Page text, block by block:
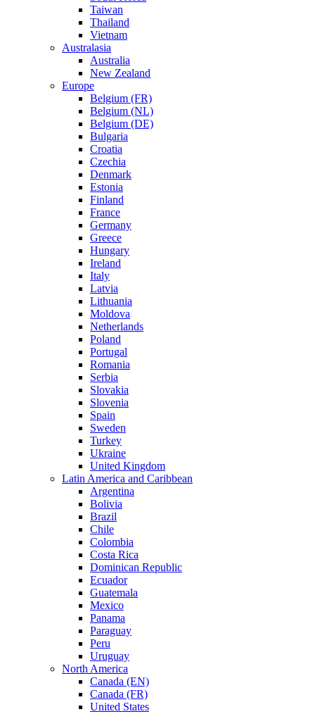
Taiwan
Thailand
Vietnam
Australasia
Australia
New Zealand
Europe
Belgium (FR)
Belgium (NL)
Belgium (DE)
Bulgaria
Croatia
Czechia
Denmark
Estonia
Finland
France
Germany
Greece
Hungary
Ireland
Italy
Latvia
Lithuania
Moldova
Netherlands
Poland
Portugal
Romania
Serbia
Slovakia
Slovenia
Spain
Sweden
Turkey
Ukraine
United Kingdom
Latin America and Caribbean
Argentina
Bolivia
Brazil
Chile
Colombia
Costa Rica
Dominican Republic
Ecuador
Guatemala
Mexico
Panama
Paraguay
Peru
Uruguay
North America
Canada (EN)
Canada (FR)
United States